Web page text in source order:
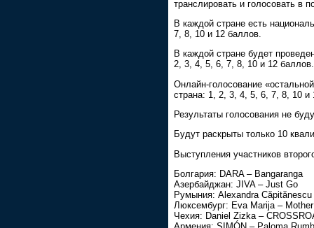
транслировать и голосовать в
В каждой стране есть
7, 8, 10 и 12 баллов.
В каждой стране будет
2, 3, 4, 5, 6, 7, 8, 10 и 12 баллов.
Онлайн-голосование
страна: 1, 2, 3, 4, 5, 6, 7, 8, 10 и
Результаты голосования не
Будут раскрыты только 10
Выступления участников
Болгария: DARA – Bangaranga
Азербайджан: JIVA – Just Go
Румыния: Alexandra
Люксембург: Eva Marija –
Чехия: Daniel Zizka –